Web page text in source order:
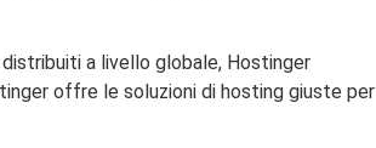
a livello globale, Hostinger
offre le soluzioni di hosting giuste per